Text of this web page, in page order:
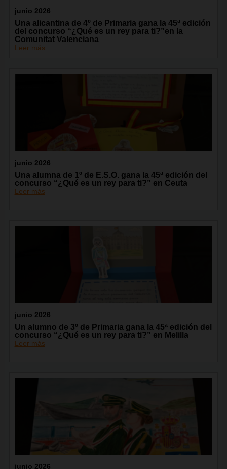
junio 2026
Una alicantina de 4º de Primaria gana la 45ª edición
del concurso “¿Qué es un rey para ti?”en la
Comunitat Valenciana
Leer más
junio 2026
Una alumna de 1º de E.S.O. gana la 45ª edición del
concurso “¿Qué es un rey para ti?” en Ceuta
Leer más
junio 2026
Un alumno de 3º de Primaria gana la 45ª edición del
concurso “¿Qué es un rey para ti?” en Melilla
Leer más
junio 2026